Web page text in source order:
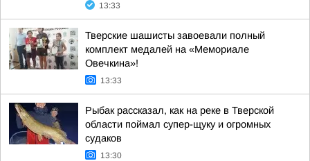
13:33
Тверские шашисты завоевали полный
комплект медалей на «Мемориале
Овечкина»!
13:33
Рыбак рассказал, как на реке в Тверской
области поймал супер-щуку и огромных
судаков
13:30